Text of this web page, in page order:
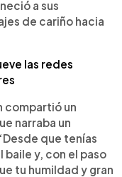
a sus
de cariño hacia
las redes
compartió un
narraba un
que tenías
baile y, con el paso
tu humildad y gran